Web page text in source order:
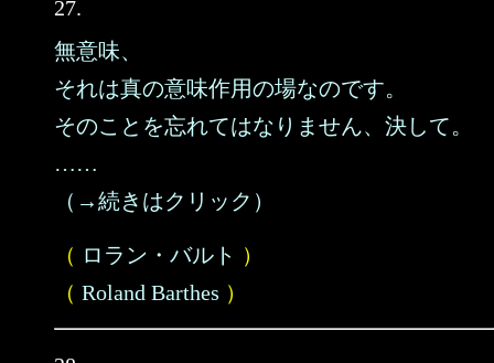
27.
無意味、
それは真の意味作用の場なのです。
そのことを忘れてはなりません、決して。
……
（→続きはクリック）
（ ロラン・バルト ）
（ Roland Barthes ）